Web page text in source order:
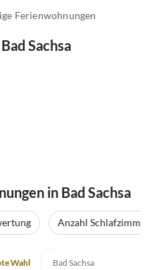
Ferienwohnungen
Sachsa
in Bad Sachsa
Anzahl Schlafzimmer
Wahl Bad Sachsa